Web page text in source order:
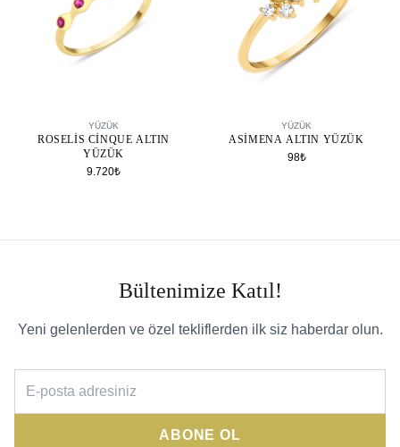
YÜZÜK
ROSELIS CINQUE ALTIN
YÜZÜK
9.720₺
YÜZÜK
ASIMENA ALTIN YÜZÜK
98₺
Bültenimize Katıl!
Yeni gelenlerden ve özel tekliflerden ilk siz haberdar olun.
ABONE OL